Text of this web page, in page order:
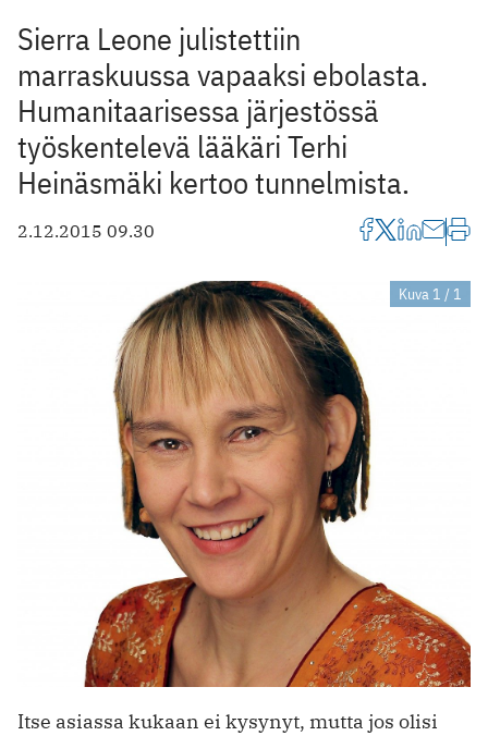
Sierra Leone julistettiin
marraskuussa vapaaksi ebolasta.
Humanitaarisessa järjestössä
työskentelevä lääkäri Terhi
Heinäsmäki kertoo tunnelmista.
2.12.2015 09.30
Kuva 1 / 1
Itse asiassa kukaan ei kysynyt, mutta jos olisi